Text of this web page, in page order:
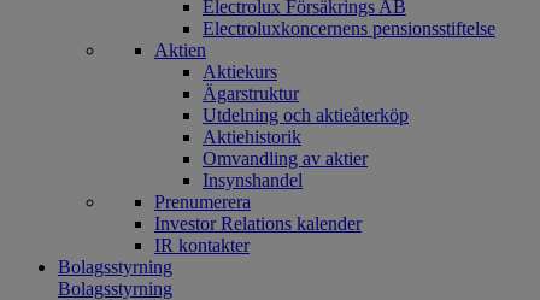
Electrolux Försäkrings AB
Electroluxkoncernens pensionsstiftelse
Aktien
Aktiekurs
Ägarstruktur
Utdelning och aktieåterköp
Aktiehistorik
Omvandling av aktier
Insynshandel
Prenumerera
Investor Relations kalender
IR kontakter
Bolagsstyrning
Bolagsstyrning